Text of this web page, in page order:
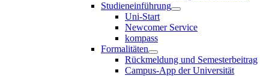
Studieneinführung
Uni-Start
Newcomer Service
kompass
Formalitäten
Rückmeldung und Semesterbeitrag
Campus-App der Universität